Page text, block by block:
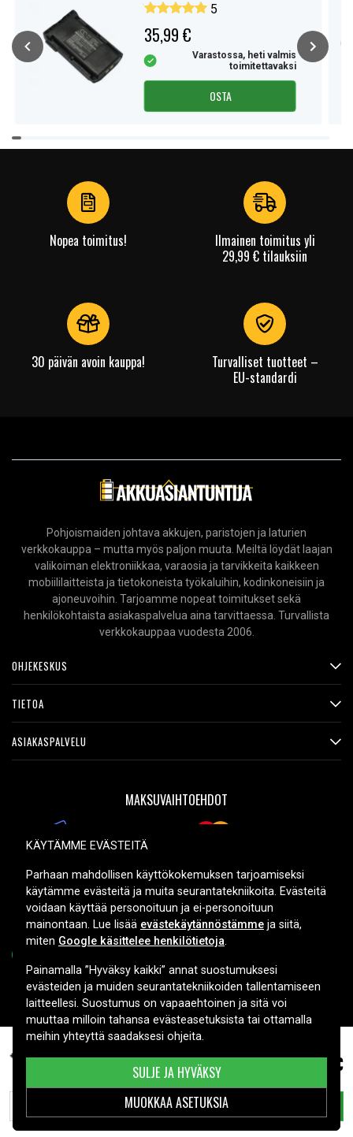
5
35,99 €
Varastossa, heti valmis
toimitettavaksi
OSTA
Item
1
Icom IC-F3102D, 7.2V, 1300 mAh 17,99 €
LISÄÄ OSTOSKORIIN
Nopea toimitus!
Ilmainen toimitus yli
29,99 € tilauksiin
30 päivän avoin kauppa!
Turvalliset tuotteet –
EU-standardi
Pohjoismaiden johtava akkujen, paristojen ja laturien
verkkokauppa – mutta myös paljon muuta. Meiltä löydät laajan
valikoiman elektroniikkaa, varaosia ja tarvikkeita kaikkeen
mobiililaitteista ja tietokoneista työkaluihin, kodinkoneisiin ja
ajoneuvoihin. Tarjoamme nopeat toimitukset sekä
henkilökohtaista asiakaspalvelua aina tarvittaessa. Turvallista
verkkokauppaa vuodesta 2006.
OHJEKESKUS
TIETOA
ASIAKASPALVELU
MAKSUVAIHTOEHDOT
TOIMITUSVAIHTOEHDOT
Copyright © 2026, Spares Nordic AB
KÄYTÄMME EVÄSTEITÄ
Parhaan mahdollisen käyttökokemuksen tarjoamiseksi
käytämme evästeitä ja muita seurantatekniikoita. Evästeitä
voidaan käyttää personoituun ja ei-personoituun
mainontaan. Lue lisää evästekäytännöstämme ja siitä,
miten Google käsittelee henkilötietoja.
Painamalla ”Hyväksy kaikki” annat suostumuksesi
evästeiden ja muiden seurantatekniikoiden tallentamiseen
laitteellesi. Suostumus on vapaaehtoinen ja sitä voi
muuttaa milloin tahansa evästeasetuksista tai ottamalla
meihin yhteyttä saadaksesi ohjeita.
MUOKKAA ASETUKSIA
SULJE JA HYVÄKSY